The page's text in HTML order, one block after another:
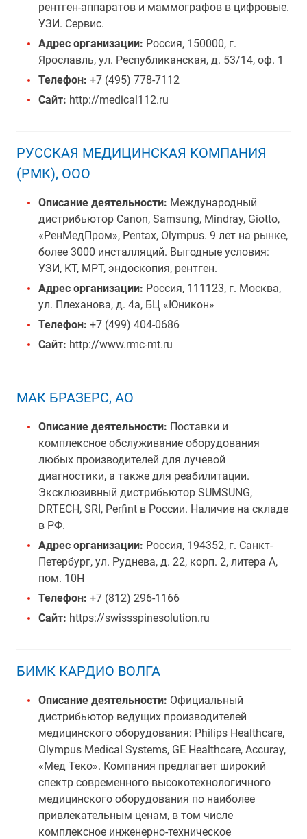
рентген-аппаратов и маммографов в цифровые.
УЗИ. Сервис.
Адрес организации: Россия, 150000, г.
Ярославль, ул. Республиканская, д. 53/14, оф. 1
Телефон: +7 (495) 778-7112
Сайт: http://medical112.ru
РУССКАЯ МЕДИЦИНСКАЯ КОМПАНИЯ
(РМК), ООО
Описание деятельности: Международный
дистрибьютор Canon, Samsung, Mindray, Giotto,
«РенМедПром», Pentax, Olympus. 9 лет на рынке,
более 3000 инсталляций. Выгодные условия:
УЗИ, КТ, МРТ, эндоскопия, рентген.
Адрес организации: Россия, 111123, г. Москва,
ул. Плеханова, д. 4а, БЦ «Юникон»
Телефон: +7 (499) 404-0686
Сайт: http://www.rmc-mt.ru
МАК БРАЗЕРС, АО
Описание деятельности: Поставки и
комплексное обслуживание оборудования
любых производителей для лучевой
диагностики, а также для реабилитации.
Эксклюзивный дистрибьютор SUMSUNG,
DRTECH, SRI, Perfint в России. Наличие на складе
в РФ.
Адрес организации: Россия, 194352, г. Санкт-
Петербург, ул. Руднева, д. 22, корп. 2, литера А,
пом. 10Н
Телефон: +7 (812) 296-1166
Сайт: https://swissspinesolution.ru
БИМК КАРДИО ВОЛГА
Описание деятельности: Официальный
дистрибьютор ведущих производителей
медицинского оборудования: Philips Healthcare,
Olympus Medical Systems, GE Healthcare, Accuray,
«Мед Теко». Компания предлагает широкий
спектр современного высокотехнологичного
медицинского оборудования по наиболее
привлекательным ценам, в том числе
комплексное инженерно-техническое